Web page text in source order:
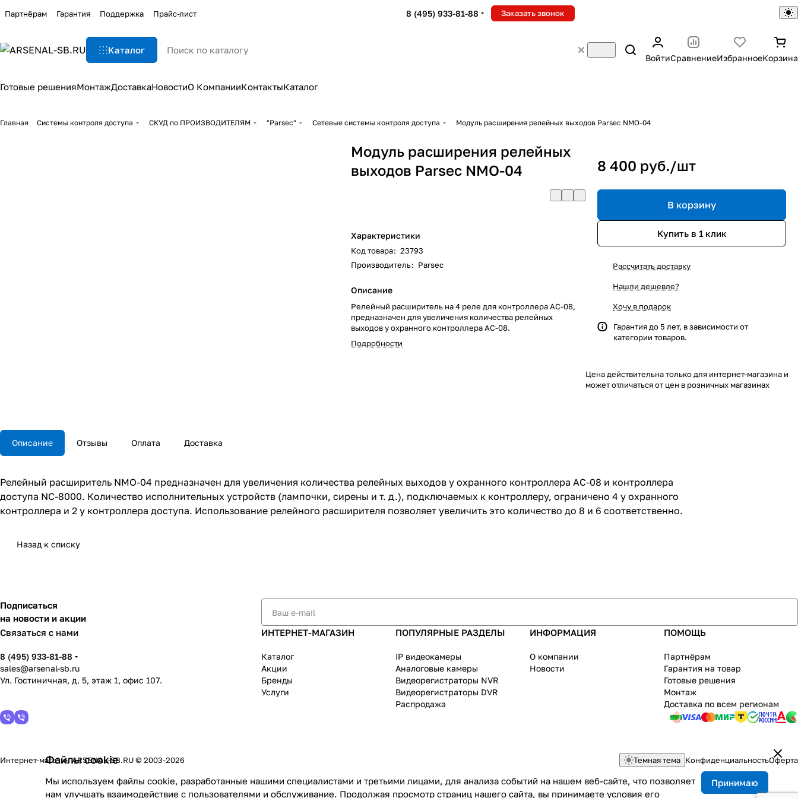
Партнёрам Гарантия Поддержка Прайс-лист 8 (495) 933-81-88 Заказать звонок
Каталог
ВойтиСравнениеИзбранноеКорзина
Готовые решенияМонтажДоставкаНовостиО КомпанииКонтактыКаталог
Главная Системы контроля доступа СКУД по ПРОИЗВОДИТЕЛЯМ "Parsec" Сетевые системы контроля доступа Модуль расширения релейных выходов Parsec NMO-04
Модуль расширения релейных
выходов Parsec NMO-04
Характеристики
Код товара: 23793
Производитель: Parsec
Описание
Релейный расширитель на 4 реле для контроллера AC-08,
предназначен для увеличения количества релейных
выходов у охранного контроллера AC-08.
Подробности
8 400 руб./шт
В корзину
Купить в 1 клик
Рассчитать доставку
Нашли дешевле?
Хочу в подарок
Гарантия до 5 лет, в зависимости от
категории товаров.
Цена действительна только для интернет-магазина и
может отличаться от цен в розничных магазинах
Описание Отзывы Оплата Доставка
Релейный расширитель NMO-04 предназначен для увеличения количества релейных выходов у охранного контроллера AC-08 и контроллера
доступа NC-8000. Количество исполнительных устройств (лампочки, сирены и т. д.), подключаемых к контроллеру, ограничено 4 у охранного
контроллера и 2 у контроллера доступа. Использование релейного расширителя позволяет увеличить это количество до 8 и 6 соответственно.
Назад к списку
Подписаться
на новости и акции
Связаться с нами
8 (495) 933-81-88
sales@arsenal-sb.ru
Ул. Гостиничная, д. 5, этаж 1, офис 107.
ИНТЕРНЕТ-МАГАЗИН
Каталог
Акции
Бренды
Услуги
ПОПУЛЯРНЫЕ РАЗДЕЛЫ
IP видеокамеры
Аналоговые камеры
Видеорегистраторы NVR
Видеорегистраторы DVR
Распродажа
ИНФОРМАЦИЯ
О компании
Новости
ПОМОЩЬ
Партнёрам
Гарантия на товар
Готовые решения
Монтаж
Доставка по всем регионам
Интернет-магазин ARSENAL-SB.RU © 2003-2026 Темная тема КонфиденциальностьОферта
Файлы cookie
Мы используем файлы cookie, разработанные нашими специалистами и третьими лицами, для анализа событий на нашем веб-сайте, что позволяет
нам улучшать взаимодействие с пользователями и обслуживание. Продолжая просмотр страниц нашего сайта, вы принимаете условия его
Принимаю